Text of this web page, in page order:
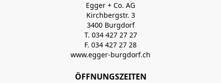
Egger + Co. AG
Kirchbergstr. 3
3400 Burgdorf
T. 034 427 27 27
F. 034 427 27 28
www.egger-burgdorf.ch
ÖFFNUNGSZEITEN